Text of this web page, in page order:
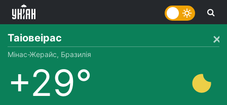
Таіовеірас
Мінас-Жерайс, Бразилія
+29°